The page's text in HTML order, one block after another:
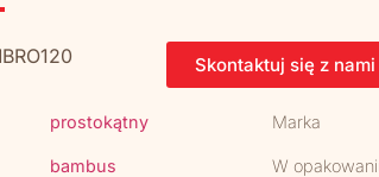
Skontaktuj się z nami
prostokątny Marka
bambus W